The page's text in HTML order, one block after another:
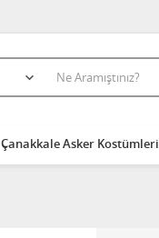
Çanakkale Asker Kostümleri